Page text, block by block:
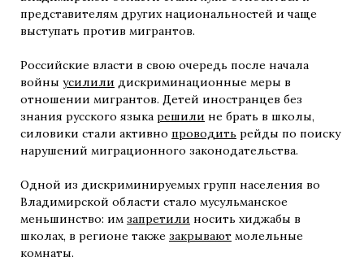
представителям других национальностей и чаще
выступать против мигрантов.
Российские власти в свою очередь после начала
войны усилили дискриминационные меры в
отношении мигрантов. Детей иностранцев без
знания русского языка решили не брать в школы,
силовики стали активно проводить рейды по поиску
нарушений миграционного законодательства.
Одной из дискриминируемых групп населения во
Владимирской области стало мусульманское
меньшинство: им запретили носить хиджабы в
школах, в регионе также закрывают молельные
комнаты.